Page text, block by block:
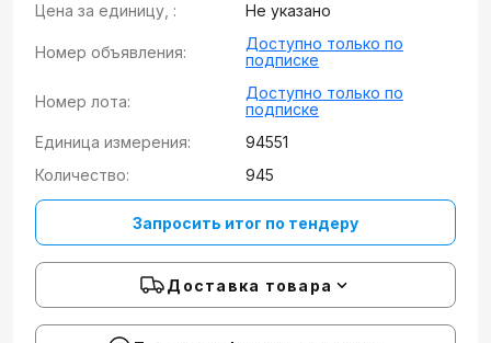
Цена за единицу, : Не указано
Номер объявления:
Доступно только по
подписке
Номер лота:
Доступно только по
подписке
Единица измерения:
94551
Количество:
945
Запросить итог по тендеру
Доставка товара